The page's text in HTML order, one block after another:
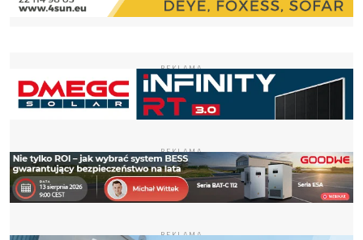
REKLAMA
REKLAMA
REKLAMA